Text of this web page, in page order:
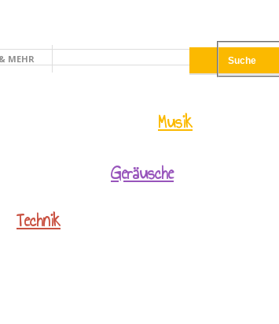
MEHR
Technik
Musik
Geräusche